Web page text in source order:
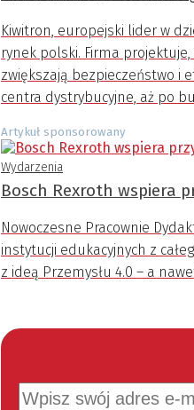
Kiwitron, europejski lider w
rynek polski. Firma
zwiększają bezpieczeństwo i
centra dystrybucyjne, aż po
Artykuł sponsorowany
Wydarzenia
Bosch Rexroth wspiera
Nowoczesne Pracownie
instytucji edukacyjnych z
z ideą Przemysłu 4.0 – a